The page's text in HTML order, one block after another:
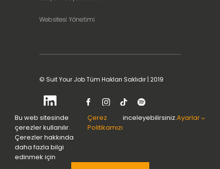
Websitesi Yönetimi
© Suit Your Job Tüm Hakları Saklıdır | 2019
Bu web sitesinde
çerezler kullanılır.
Çerezler hakkında
daha fazla bilgi
edinmek için
Çerez
Politikamızı
inceleyebilirsiniz.Ayarlar